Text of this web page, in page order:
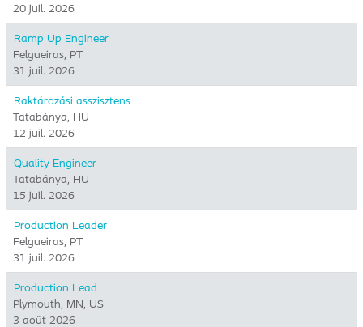
20 juil. 2026
Ramp Up Engineer
Felgueiras, PT
31 juil. 2026
Raktározási asszisztens
Tatabánya, HU
12 juil. 2026
Quality Engineer
Tatabánya, HU
15 juil. 2026
Production Leader
Felgueiras, PT
31 juil. 2026
Production Lead
Plymouth, MN, US
3 août 2026